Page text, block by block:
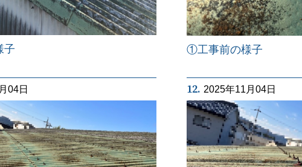
子 ①工事前の様子
04日 12. 2025年11月04日